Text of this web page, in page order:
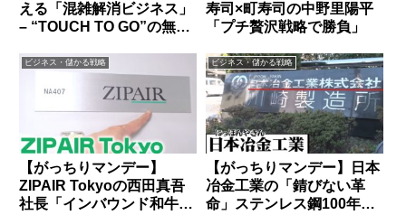
える「混雑解消ビジネス」
– “TOUCH TO GO”の無人
寿司×町寿司の中野里陽平
「プチ贅沢戦略で勝負」
ビジネス・儲かる戦略
【がっちりマンデー】
ZIPAIR Tokyoの西田真吾
社長「インバウンド和牛お
ビジネス・儲かる戦略
【がっちりマンデー】日本
冶金工業の「錆びない革
命」ステンレス鋼100年の